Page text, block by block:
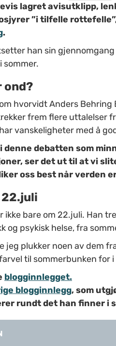
lagret avisutklipp,
”i tilfelle
.
han sin
sommer.
ond?
hvorvidt Anders Behring
frem flere uttalelser
vanskeligheter med å
denne debatten som
ser det ut til at vi
oss best når verden
22.juli
ikke bare om 22.juli. Han
og psykisk helse, fra
jeg plukker noen av dem
til sommerbunken for i
blogginnlegget.
blogginnlegg, som
rundt det han finner i